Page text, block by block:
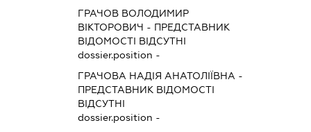
ГРАЧОВ ВОЛОДИМИР
ВІКТОРОВИЧ - ПРЕДСТАВНИК
ВІДОМОСТІ ВІДСУТНІ
dossier.position -
ГРАЧОВА НАДІЯ АНАТОЛІЇВНА -
ПРЕДСТАВНИК ВІДОМОСТІ
ВІДСУТНІ
dossier.position -